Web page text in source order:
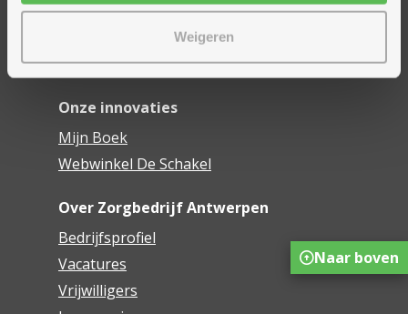
Weigeren
Woonzorgcentra
Financieel comfort
Mijn Zorgbedrijf
Onze innovaties
Mijn Boek
Webwinkel De Schakel
Over Zorgbedrijf Antwerpen
Bedrijfsprofiel
Vacatures
Vrijwilligers
Naar boven